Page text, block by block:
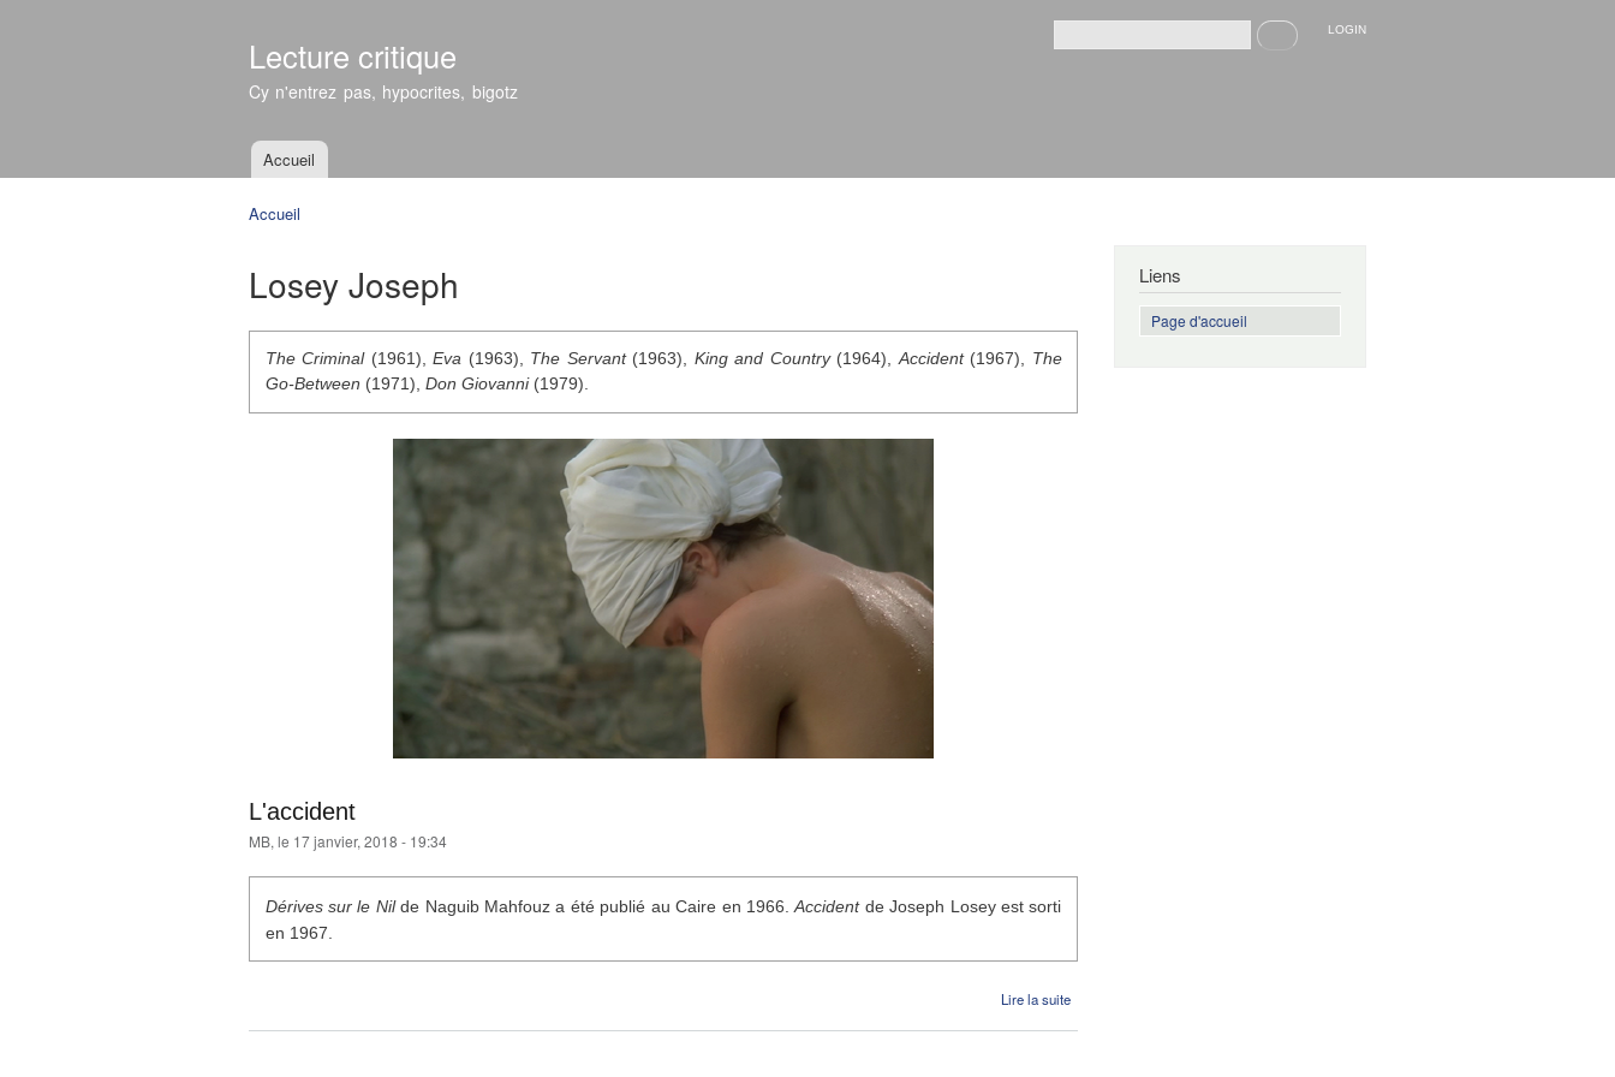
Lecture critique
Cy n'entrez pas, hypocrites, bigotz
Formulaire de recherche
Recherche LOGIN
Menu principal
Accueil
Accueil
Losey Joseph
The Criminal(1961),Eva (1963), The Servant(1963), King and Country(1964),Accident(1967), The
Go-Between (1971), Don Giovanni(1979).
L'accident
MB, le 17 janvier, 2018 - 19:34
Dérives sur le Nilde Naguib Mahfouz a été publié au Caire en 1966.Accidentde Joseph Losey est sorti
en 1967.
Lire la suite
Liens
Page d'accueil